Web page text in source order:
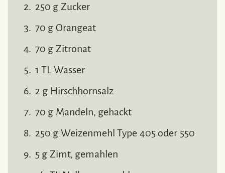
250 g Zucker
70 g Orangeat
70 g Zitronat
1 TL Wasser
2 g Hirschhornsalz
70 g Mandeln, gehackt
250 g Weizenmehl Type 405 oder 550
5 g Zimt, gemahlen